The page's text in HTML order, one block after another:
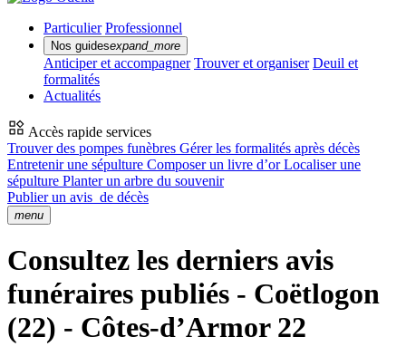
Particulier Professionnel
Nos guidesexpand_more
Anticiper et accompagner Trouver et organiser Deuil et
formalités
Actualités
Accès rapide services
Trouver des pompes funèbres Gérer les formalités après décès
Entretenir une sépulture Composer un livre d’orLocaliser une
sépulture Planter un arbre du souvenir
Publier un avis de décès
menu
Consultez les derniers avis
funéraires publiés - Coëtlogon
(22) - Côtes-d’Armor 22